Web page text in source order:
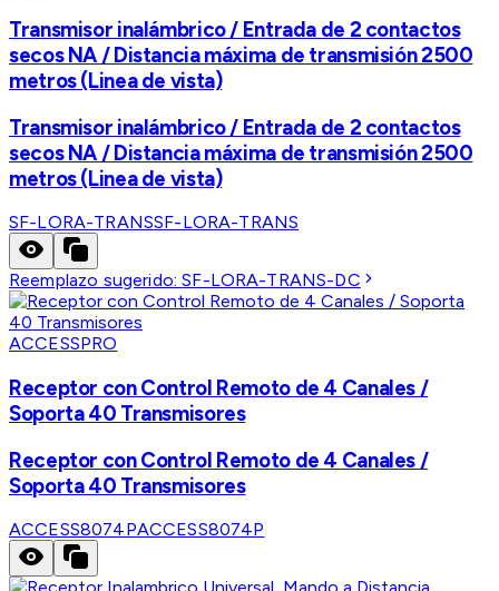
Transmisor inalámbrico / Entrada de 2 contactos
secos NA / Distancia máxima de transmisión 2500
metros (Linea de vista)
Transmisor inalámbrico / Entrada de 2 contactos
secos NA / Distancia máxima de transmisión 2500
metros (Linea de vista)
SF-LORA-TRANSSF-LORA-TRANS
Reemplazo sugerido:SF-LORA-TRANS-DC
ACCESSPRO
Receptor con Control Remoto de 4 Canales /
Soporta 40 Transmisores
Receptor con Control Remoto de 4 Canales /
Soporta 40 Transmisores
ACCESS8074PACCESS8074P